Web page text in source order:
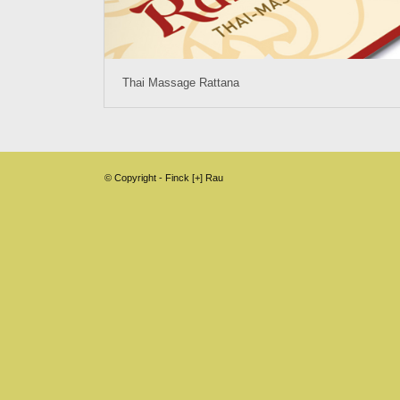
Thai Massage Rattana
© Copyright - Finck [+] Rau